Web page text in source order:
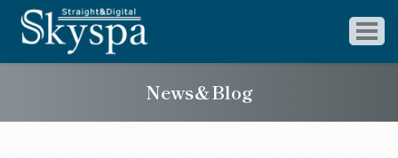
News＆Blog